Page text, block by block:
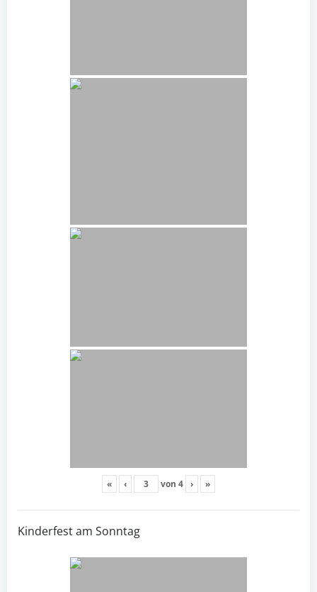
« ‹ von 4 › »
Kinderfest am Sonntag